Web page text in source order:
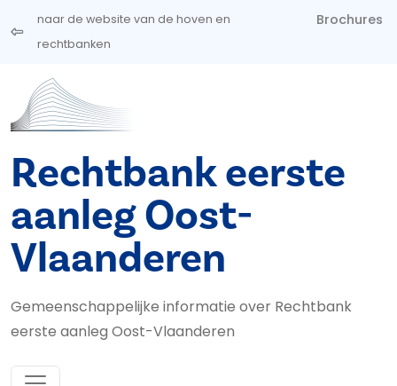
Overslaan en naar de inhoud gaan
naar de website van de hoven en
rechtbanken
Brochures
Rechtbank eerste
aanleg Oost-
Vlaanderen
Gemeenschappelijke informatie over Rechtbank
eerste aanleg Oost-Vlaanderen